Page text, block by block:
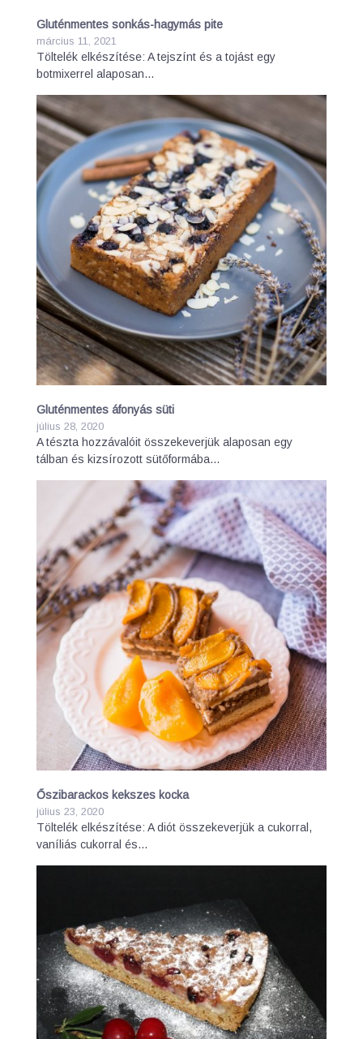
Gluténmentes sonkás-hagymás pite
március 11, 2021
Töltelék elkészítése: A tejszínt és a tojást egy
botmixerrel alaposan…
Gluténmentes áfonyás süti
július 28, 2020
A tészta hozzávalóit összekeverjük alaposan egy
tálban és kizsírozott sütőformába…
Őszibarackos kekszes kocka
július 23, 2020
Töltelék elkészítése: A diót összekeverjük a cukorral,
vaníliás cukorral és…